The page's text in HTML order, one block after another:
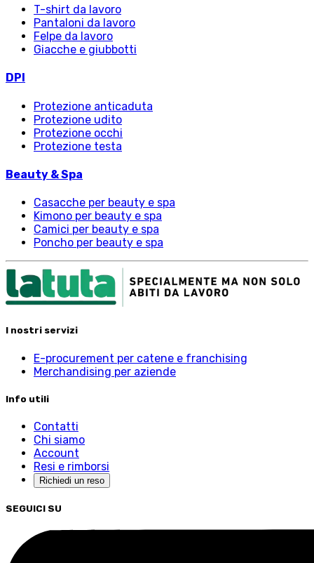
T-shirt da lavoro
Pantaloni da lavoro
Felpe da lavoro
Giacche e giubbotti
DPI
Protezione anticaduta
Protezione udito
Protezione occhi
Protezione testa
Beauty & Spa
Casacche per beauty e spa
Kimono per beauty e spa
Camici per beauty e spa
Poncho per beauty e spa
I nostri servizi
E-procurement per catene e franchising
Merchandising per aziende
Info utili
Contatti
Chi siamo
Account
Resi e rimborsi
Richiedi un reso
SEGUICI SU